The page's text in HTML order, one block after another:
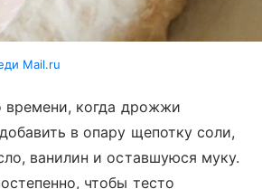
Mail.ru
времени, когда дрожжи
в опару щепотку соли,
ванилин и оставшуюся муку.
чтобы тесто